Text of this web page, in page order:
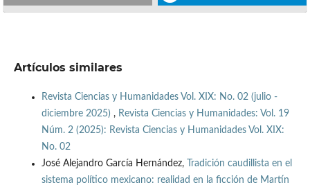
Artículos similares
Revista Ciencias y Humanidades Vol. XIX: No. 02 (julio -
diciembre 2025) , Revista Ciencias y Humanidades: Vol. 19
Núm. 2 (2025): Revista Ciencias y Humanidades Vol. XIX:
No. 02
José Alejandro García Hernández,
Tradición caudillista en el
sistema político mexicano: realidad en la ficción de Martín